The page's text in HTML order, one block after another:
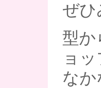
ぜ
型か
ョ
な